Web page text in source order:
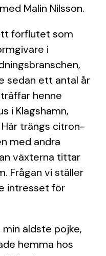
Malin Nilsson.
förflutet som
i
sedan ett antal år
henne
i Klagshamn,
trängs citron-
med andra
växterna tittar
Frågan vi ställer
intresset för
äldste pojke,
hemma hos